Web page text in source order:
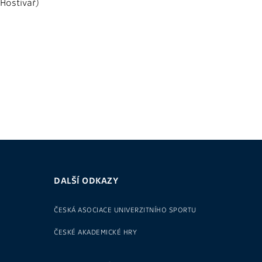
DALŠÍ ODKAZY
ČESKÁ ASOCIACE UNIVERZITNÍHO SPORTU
ČESKÉ AKADEMICKÉ HRY